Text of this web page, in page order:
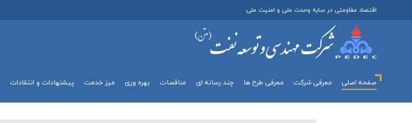
اقتصاد مقاومتی در سایه وحدت ملی و امنیت ملی
صفحه اصلی معرفي شركت معرفی طرح ها چند رسانه اي مناقصات بهره وري میز خدمت پیشنهادات و انتقادات